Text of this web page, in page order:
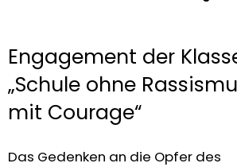
Engagement der
„Schule ohne
mit Courage“
Das Gedenken an die Opfer des